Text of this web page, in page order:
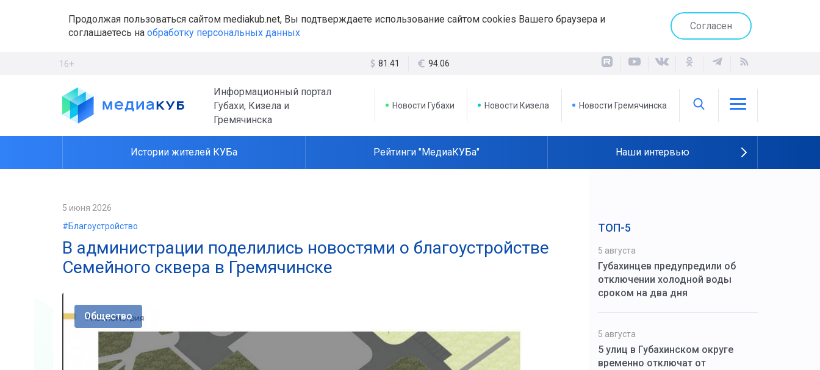
Продолжая пользоваться сайтом mediakub.net, Вы подтверждаете использование сайтом cookies Вашего браузера и
соглашаетесь на обработку персональных данных
Согласен
16+ 81.41 94.06
Информационный портал
Губахи, Кизела и
Гремячинска
Новости Губахи Новости Кизела Новости Гремячинска
Истории жителей КУБа Рейтинги "МедиаКУБа" Наши интервью
5 июня 2026
#Благоустройство
В администрации поделились новостями о благоустройстве
Семейного сквера в Гремячинске
Общество
ТОП-5
5 августа
Губахинцев предупредили об
отключении холодной воды
сроком на два дня
5 августа
5 улиц в Губахинском округе
временно отключат от